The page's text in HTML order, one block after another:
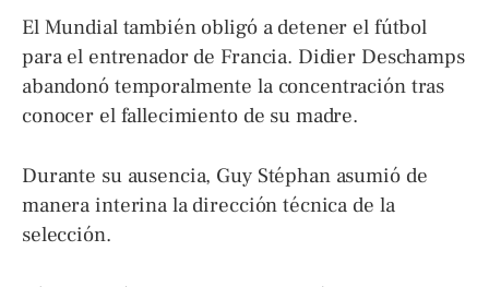
El Mundial también obligó a detener el fútbol
para el entrenador de Francia. Didier Deschamps
abandonó temporalmente la concentración tras
conocer el fallecimiento de su madre.
Durante su ausencia, Guy Stéphan asumió de
manera interina la dirección técnica de la
selección.